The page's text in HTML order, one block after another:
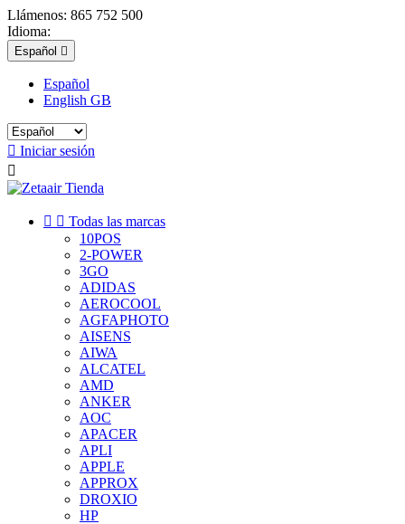
Llámenos: 865 752 500
Idioma:
Español 
Español
English GB
 Iniciar sesión

  Todas las marcas
10POS
2-POWER
3GO
ADIDAS
AEROCOOL
AGFAPHOTO
AISENS
AIWA
ALCATEL
AMD
ANKER
AOC
APACER
APLI
APPLE
APPROX
DROXIO
HP